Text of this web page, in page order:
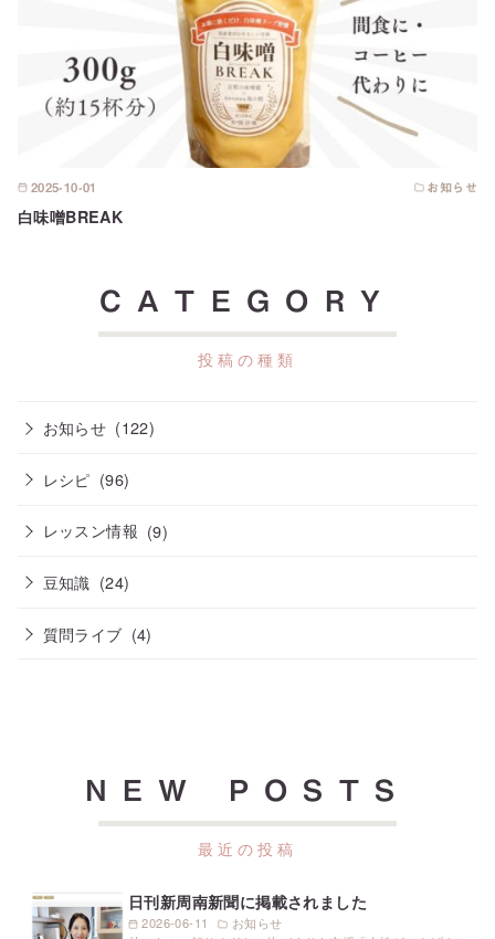
2025-10-01 お知らせ
白味噌BREAK
CATEGORY
お知らせ (122)
レシピ (96)
レッスン情報 (9)
豆知識 (24)
質問ライブ (4)
NEW POSTS
2026-06-11 お知らせ
日刊新周南新聞に掲載されました